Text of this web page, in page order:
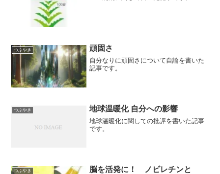
つぶやき 頑固さ
自分なりに頑固さについて自論を書いた
記事です。
つぶやき 地球温暖化 自分への影響
地球温暖化に関しての批評を書いた記事
です。
つぶやき
脳を活発に！ ノビレチンと